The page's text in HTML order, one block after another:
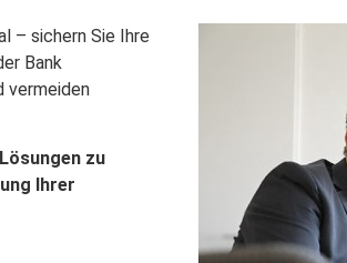
– sichern Sie Ihre
Bank
vermeiden
zu
Ihrer